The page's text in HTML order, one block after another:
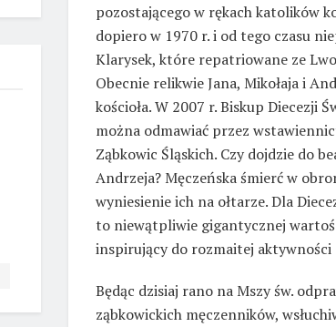
pozostającego w rękach katolików
dopiero w 1970 r. i od tego czasu
Klarysek, które repatriowane ze
Obecnie relikwie Jana, Mikołaja i
kościoła. W 2007 r. Biskup Diecezji
można odmawiać przez
Ząbkowic Śląskich. Czy dojdzie do
Andrzeja? Męczeńska śmierć w
wyniesienie ich na ołtarze. Dla
to niewątpliwie gigantycznej
inspirujący do rozmaitej aktywności
Będąc dzisiaj rano na Mszy św.
ząbkowickich męczenników,